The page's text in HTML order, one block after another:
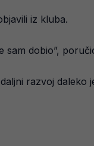
iz kluba.
dobio”,
razvoj daleko